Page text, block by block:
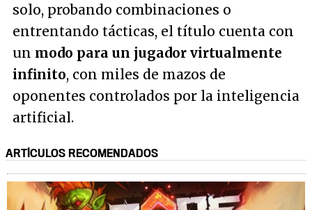
solo, probando combinaciones o
entrentando tácticas, el título cuenta con
un modo para un jugador virtualmente
infinito, con miles de mazos de
oponentes controlados por la inteligencia
artificial.
ARTÍCULOS RECOMENDADOS